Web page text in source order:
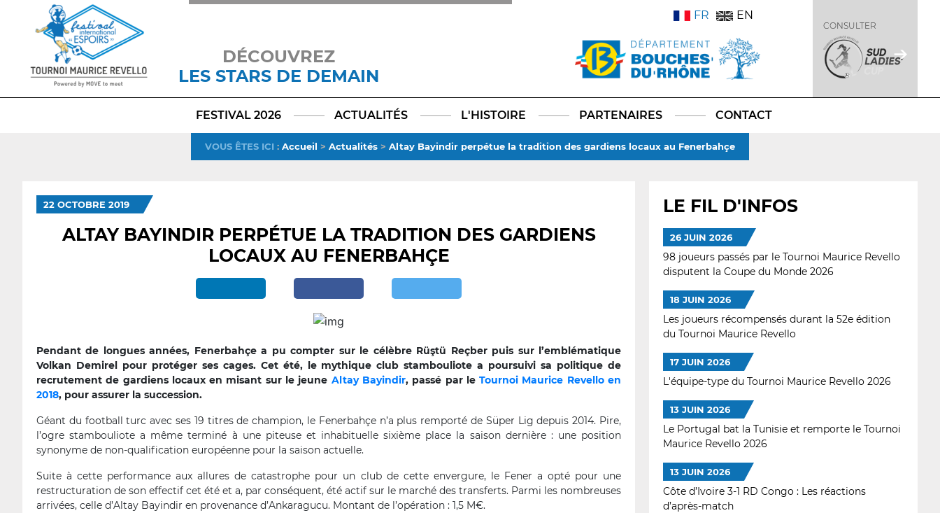
DÉCOUVREZ
LES STARS DE DEMAIN
TikTokLinkedIn
X
FR EN
CONSULTER
FESTIVAL 2026 ACTUALITÉS L'HISTOIRE PARTENAIRES CONTACT
VOUS ÊTES ICI : Accueil > Actualités > Altay Bayindir perpétue la tradition des gardiens locaux au Fenerbahçe
22 OCTOBRE 2019
ALTAY BAYINDIR PERPÉTUE LA TRADITION DES GARDIENS
LOCAUX AU FENERBAHÇE
Pendant de longues années, Fenerbahçe a pu compter sur le célèbre Rüştü Reçber puis sur l’emblématique
Volkan Demirel pour protéger ses cages. Cet été, le mythique club stambouliote a poursuivi sa politique de
recrutement de gardiens locaux en misant sur le jeune Altay Bayindir, passé par leTournoi Maurice Revello en
2018, pour assurer la succession.
Géant du football turc avec ses 19 titres de champion, le Fenerbahçe n’a plus remporté de Süper Lig depuis 2014. Pire,
l’ogre stambouliote a même terminé à une piteuse et inhabituelle sixième place la saison dernière : une position
synonyme de non-qualification européenne pour la saison actuelle.
Suite à cette performance aux allures de catastrophe pour un club de cette envergure, le Fener a opté pour une
restructuration de son effectif cet été et a, par conséquent, été actif sur le marché des transferts. Parmi les nombreuses
arrivées, celle d’Altay Bayindir en provenance d’Ankaragucu. Montant de l’opération : 1,5 M€.
LE FIL D'INFOS
26 JUIN 2026
98 joueurs passés par le Tournoi Maurice Revello
disputent la Coupe du Monde 2026
18 JUIN 2026
Les joueurs récompensés durant la 52e édition
du Tournoi Maurice Revello
17 JUIN 2026
L'équipe-type du Tournoi Maurice Revello 2026
13 JUIN 2026
Le Portugal bat la Tunisie et remporte le Tournoi
Maurice Revello 2026
13 JUIN 2026
Côte d’Ivoire 3-1 RD Congo : Les réactions
d’après-match